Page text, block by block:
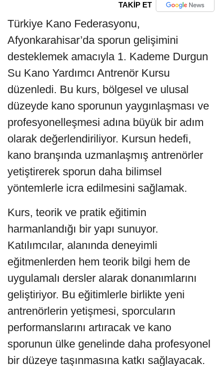
TAKİP ET
Türkiye Kano Federasyonu,
Afyonkarahisar’da sporun gelişimini
desteklemek amacıyla 1. Kademe Durgun
Su Kano Yardımcı Antrenör Kursu
düzenledi. Bu kurs, bölgesel ve ulusal
düzeyde kano sporunun yaygınlaşması ve
profesyonelleşmesi adına büyük bir adım
olarak değerlendiriliyor. Kursun hedefi,
kano branşında uzmanlaşmış antrenörler
yetiştirerek sporun daha bilimsel
yöntemlerle icra edilmesini sağlamak.
Kurs, teorik ve pratik eğitimin
harmanlandığı bir yapı sunuyor.
Katılımcılar, alanında deneyimli
eğitmenlerden hem teorik bilgi hem de
uygulamalı dersler alarak donanımlarını
geliştiriyor. Bu eğitimlerle birlikte yeni
antrenörlerin yetişmesi, sporcuların
performanslarını artıracak ve kano
sporunun ülke genelinde daha profesyonel
bir düzeye taşınmasına katkı sağlayacak.